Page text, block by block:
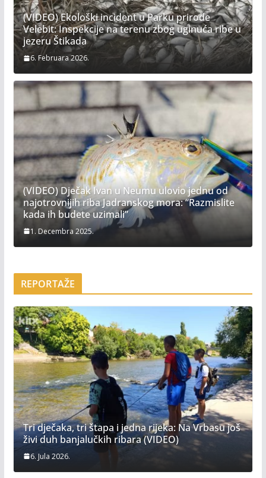
(VIDEO) Ekološki incident u Parku prirode
Velebit: Inspekcije na terenu zbog uginuća ribe u
jezeru Štikada
6. Februara 2026.
(VIDEO) Dječak Ivan u Neumu ulovio jednu od
najotrovnijih riba Jadranskog mora: “Razmislite
kada ih budete uzimali”
1. Decembra 2025.
REPORTAŽE
Tri dječaka, tri štapa i jedna rijeka: Na Vrbasu još
živi duh banjalučkih ribara (VIDEO)
6. Jula 2026.